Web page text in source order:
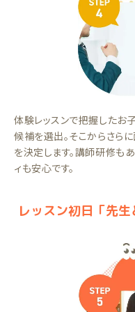
体験レッスンで把握したお
候補を選出。そこからさら
を決定します。講師研修も
ィも安心です。
レッスン初日「先